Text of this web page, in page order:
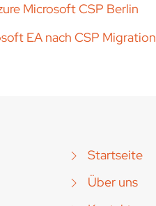
Microsoft CSP Berlin
EA nach CSP Migration
Startseite
Über uns